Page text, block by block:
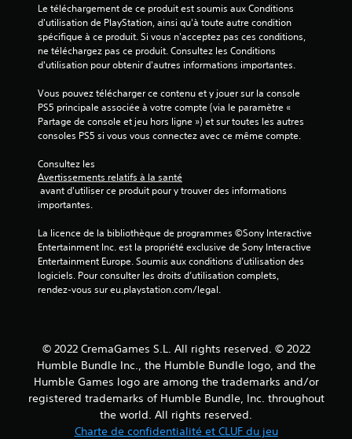
Le téléchargement de ce produit est soumis aux Conditions
d'utilisation de PlayStation, ainsi qu'à toute autre condition
spécifique à ce produit. Si vous n'acceptez pas ces conditions,
ne téléchargez pas ce produit. Consultez les Conditions
d'utilisation pour obtenir d'autres informations importantes.
Vous pouvez télécharger ce contenu et y jouer sur la console
PS5 principale associée à votre compte (via le paramètre «
Partage de console et jeu hors ligne ») et sur toutes les autres
consoles PS5 si vous vous connectez avec ce même compte.
Consultez les
Avertissements relatifs à la santé
importantes.
La licence de la bibliothèque de programmes ©Sony Interactive
Entertainment Inc. est la propriété exclusive de Sony Interactive
Entertainment Europe. Soumis aux conditions d’utilisation des
logiciels. Pour consulter les droits d’utilisation complets,
rendez-vous sur eu.playstation.com/legal.
© 2022 CremaGames S.L. All rights reserved. © 2022
Humble Bundle Inc., the Humble Bundle logo, and the
Humble Games logo are among the trademarks and/or
registered trademarks of Humble Bundle, Inc. throughout
the world. All rights reserved.
Charte de confidentialité et CLUF du jeu